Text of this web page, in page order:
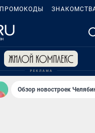
ПРОМОКОДЫ
Обзор новостроек